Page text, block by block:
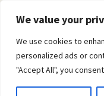
We value your
We use cookies to
personalized ads or
"Accept All", you
....
© Domosta.lt 2026
Sukūrė